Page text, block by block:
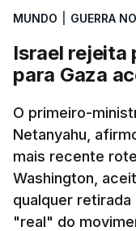
aplicação do
Além disso, o
televisão israelita
sexta-feira que,
autorização
Gaza da Força
contingente
Conselho da Paz
MUNDO GUERRA
Israel rejeita
para Gaza
O primeiro-
Netanyahu,
mais recente
Washington,
qualquer
"real" do